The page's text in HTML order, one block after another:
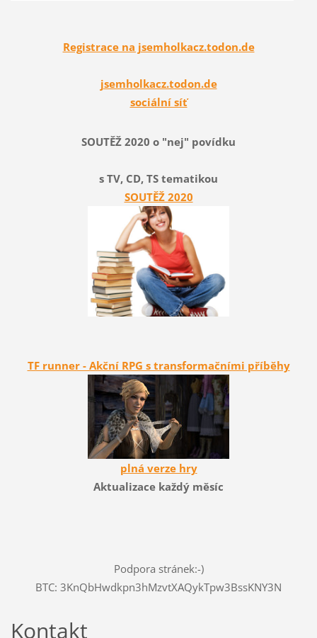
Registrace na jsemholkacz.todon.de
jsemholkacz.todon.de
sociální síť
SOUTĚŽ 2020 o "nej" povídku
s TV, CD, TS tematikou
SOUTĚŽ 2020
TF runner - Akční RPG s transformačními příběhy
plná verze hry
Aktualizace každý měsíc
Podpora stránek:-)
BTC: 3KnQbHwdkpn3hMzvtXAQykTpw3BssKNY3N
Kontakt